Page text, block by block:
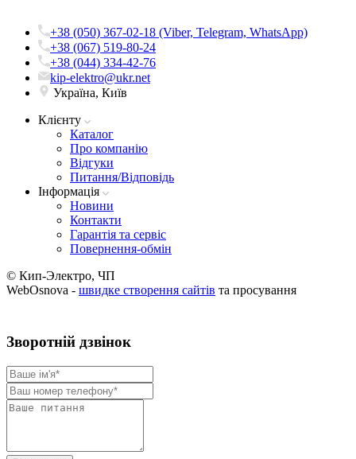
+38 (050) 367-02-18 (Viber, Telegram, WhatsApp)
+38 (067) 519-80-24
+38 (044) 334-42-76
kip-elektro@ukr.net
Україна, Київ
Клієнту
Каталог
Про компанію
Вiдгуки
Питання/Відповідь
Iнформацiя
Новини
Контакти
Гарантія та сервіс
Повернення-обмін
© Кип-Электро, ЧП
WebOsnova - швидке створення сайтів та просування
Зворотнiй дзвiнок